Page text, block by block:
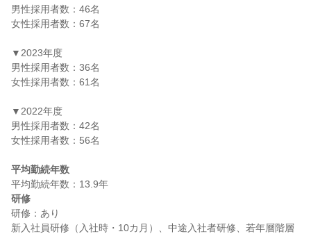
男性採用者数：46名
女性採用者数：67名
▼2023年度
男性採用者数：36名
女性採用者数：61名
▼2022年度
男性採用者数：42名
女性採用者数：56名
平均勤続年数
研修
研修：あり
新入社員研修（入社時・10カ月）、中途入社者研修、若年層階層